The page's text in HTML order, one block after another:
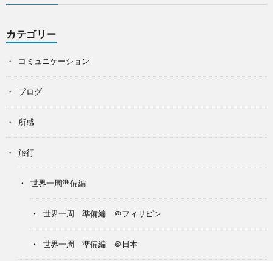
カテゴリー
コミュニケーション
ブログ
所感
旅行
世界一周準備編
世界一周 準備編 ＠フィリピン
世界一周 準備編 ＠日本